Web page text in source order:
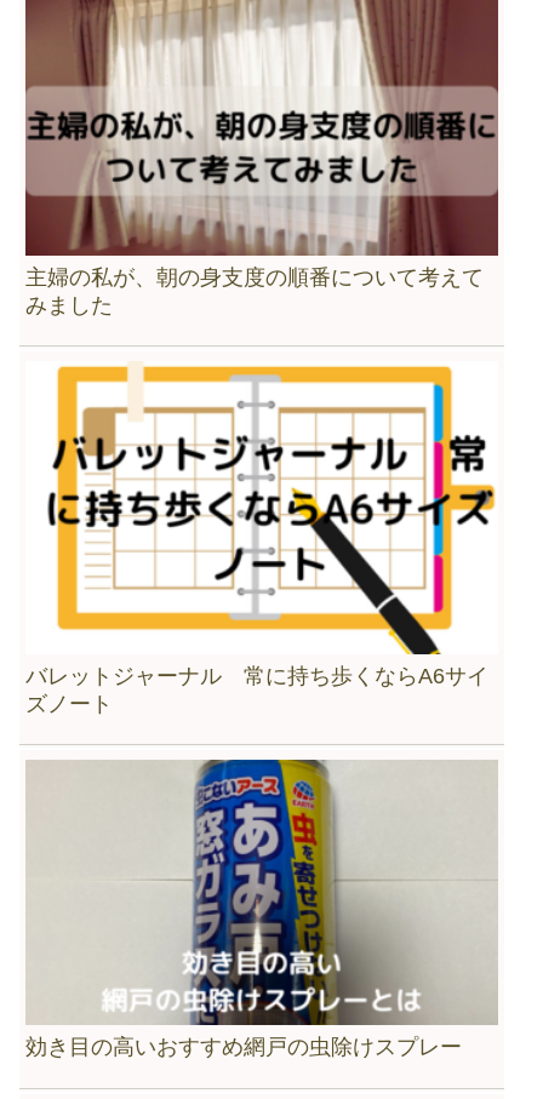
主婦の私が、朝の身支度の順番について考えて
みました
バレットジャーナル 常に持ち歩くならA6サイ
ズノート
効き目の高いおすすめ網戸の虫除けスプレー